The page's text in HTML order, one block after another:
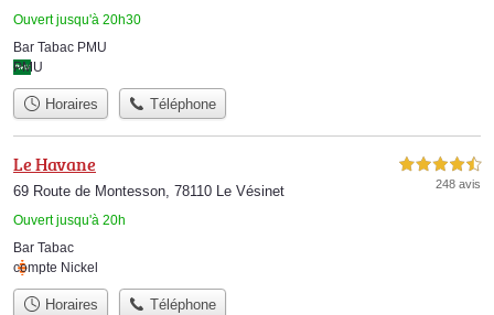
Ouvert jusqu'à 20h30
Bar Tabac PMU
PMU
Horaires Téléphone
Le Havane
69 Route de Montesson, 78110 Le Vésinet
Ouvert jusqu'à 20h
4,5 étoiles sur 5
248 avis
Bar Tabac
compte Nickel
Horaires Téléphone